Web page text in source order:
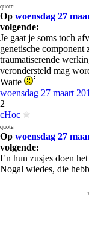
quote:
Op woensdag 27
volgende:
Je gaat je soms toch
genetische component
traumatiserende
verondersteld mag
Watte
woensdag 27 maart
2
cHoc
quote:
Op woensdag 27
volgende:
En hun zusjes doen
Nogal wiedes, die